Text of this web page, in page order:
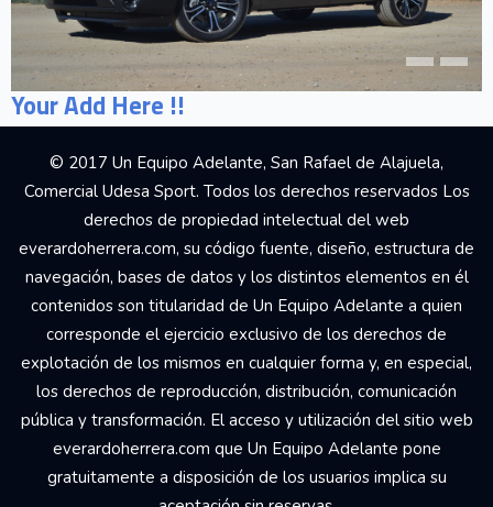
Your Add Here !!
© 2017 Un Equipo Adelante, San Rafael de Alajuela,
Comercial Udesa Sport. Todos los derechos reservados Los
derechos de propiedad intelectual del web
everardoherrera.com, su código fuente, diseño, estructura de
navegación, bases de datos y los distintos elementos en él
contenidos son titularidad de Un Equipo Adelante a quien
corresponde el ejercicio exclusivo de los derechos de
explotación de los mismos en cualquier forma y, en especial,
los derechos de reproducción, distribución, comunicación
pública y transformación. El acceso y utilización del sitio web
everardoherrera.com que Un Equipo Adelante pone
gratuitamente a disposición de los usuarios implica su